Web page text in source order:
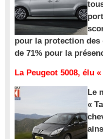
pour la protection des
de 71% pour la
La Peugeot 5008, élu
Le
«